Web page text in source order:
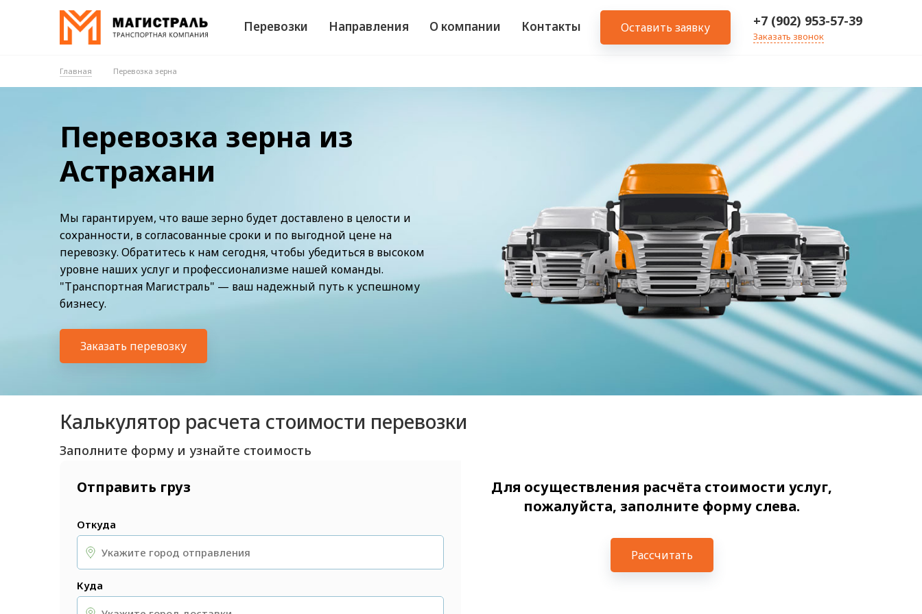
Перевозки Направления О компании Контакты Оставить заявку +7 (902) 953-57-39
Заказать звонок
Главная Перевозка зерна
Перевозка зерна из
Астрахани
Мы гарантируем, что ваше зерно будет доставлено в целости и
сохранности, в согласованные сроки и по выгодной цене на
перевозку. Обратитесь к нам сегодня, чтобы убедиться в высоком
уровне наших услуг и профессионализме нашей команды.
"Транспортная Магистраль" — ваш надежный путь к успешному
бизнесу.
Заказать перевозку
Калькулятор расчета стоимости перевозки
Заполните форму и узнайте стоимость
Отправить груз
Откуда
Куда
Для осуществления расчёта стоимости услуг,
пожалуйста, заполните форму слева.
Рассчитать